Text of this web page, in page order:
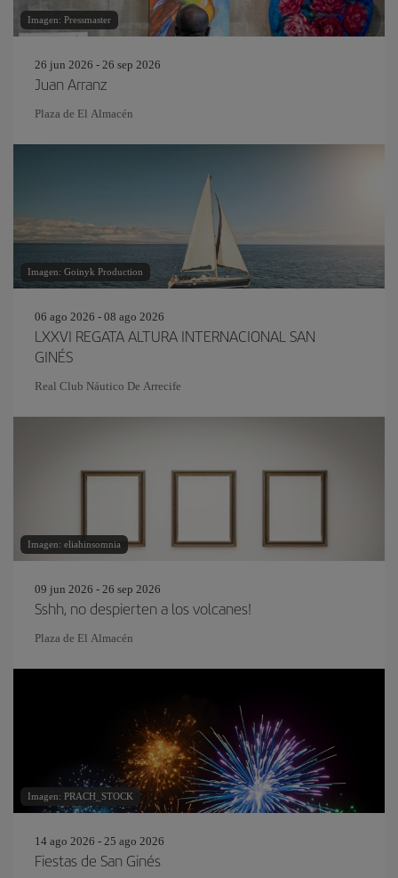
Imagen: Pressmaster
26 jun 2026 - 26 sep 2026
Juan Arranz
Plaza de El Almacén
Imagen: Goinyk Production
06 ago 2026 - 08 ago 2026
LXXVI REGATA ALTURA INTERNACIONAL SAN
GINÉS
Real Club Náutico De Arrecife
Imagen: eliahinsomnia
09 jun 2026 - 26 sep 2026
Sshh, no despierten a los volcanes!
Plaza de El Almacén
Imagen: PRACH_STOCK
14 ago 2026 - 25 ago 2026
Fiestas de San Ginés